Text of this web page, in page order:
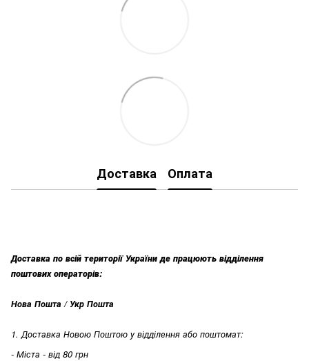
Доставка Оплата
Доставка по всій території України де працюють відділення
поштових операторів:
Нова Пошта / Укр Пошта
1. Доставка Новою Поштою у відділення або поштомат:
- Міста - від 80 грн